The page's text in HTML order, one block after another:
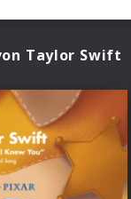
Taylor Swift